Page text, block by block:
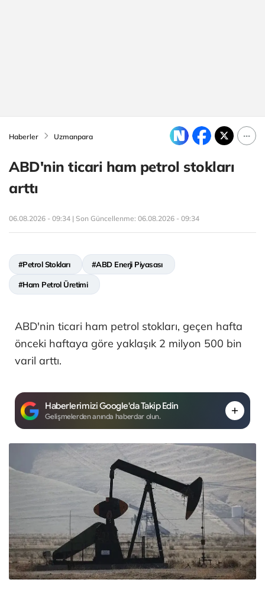
Haberler Uzmanpara
ABD'nin ticari ham petrol stokları
arttı
06.08.2026 - 09:34 | Son Güncellenme: 06.08.2026 - 09:34
#Petrol Stokları #ABD Enerji Piyasası
#Ham Petrol Üretimi
ABD'nin ticari ham petrol stokları, geçen hafta
önceki haftaya göre yaklaşık 2 milyon 500 bin
varil arttı.
Haberlerimizi Google'da Takip Edin
Gelişmelerden anında haberdar olun.